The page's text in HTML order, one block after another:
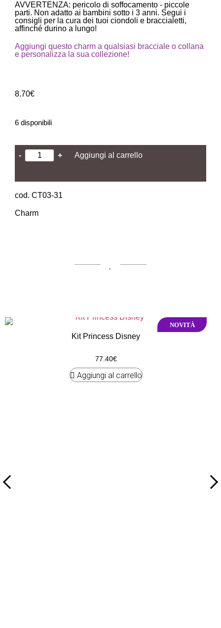
AVVERTENZA: pericolo di soffocamento - piccole
parti. Non adatto ai bambini sotto i 3 anni. Segui i
consigli per la cura dei tuoi ciondoli e braccialetti,
affinché durino a lungo!
Aggiungi questo charm a qualsiasi bracciale o collana
e personalizza la sua collezione!
8.70€
6 disponibili
- + Aggiungi al carrello
cod. CT03-31
Charm
NOVITÀ
NOVITÀ
Kit Princess Disney
77.40€
Aggiungi al carrello